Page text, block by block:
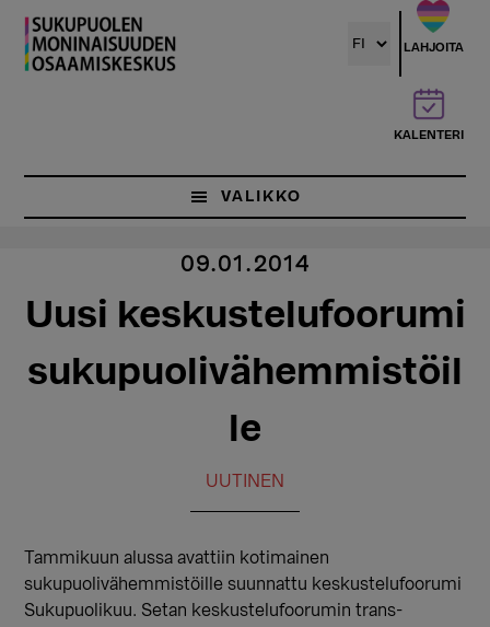
Hyppää
pääsisältöön
LAHJOITA
KALENTERI
VALIKKO
09.01.2014
Uusi keskustelufoorumi
sukupuolivähemmistöil
le
UUTINEN
Tammikuun alussa avattiin kotimainen
sukupuolivähemmistöille suunnattu keskustelufoorumi
Sukupuolikuu. Setan keskustelufoorumin trans-